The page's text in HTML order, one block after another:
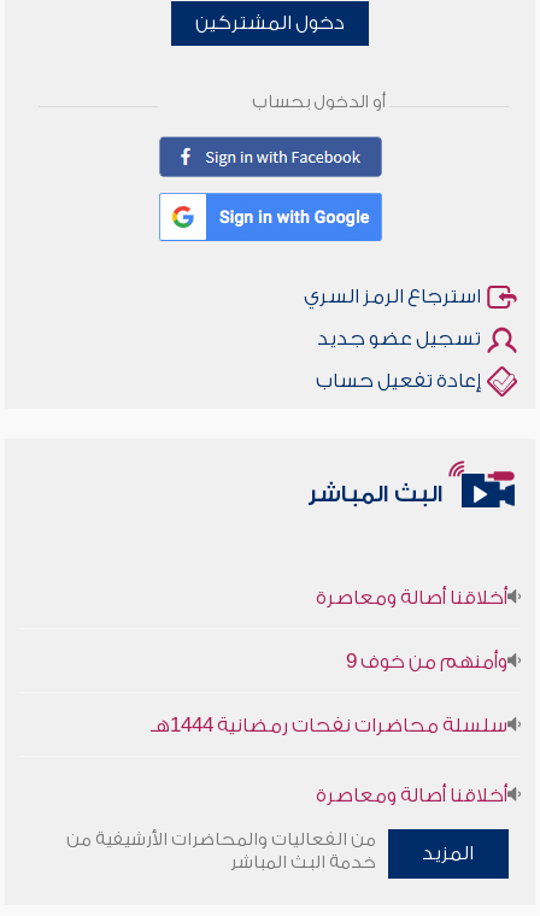
دخول المشتركين
أو الدخول بحساب
استرجاع الرمز السري
تسجيل عضو جديد
إعادة تفعيل حساب
البث المباشر
أخلاقنا أصالة ومعاصرة
وأمنهم من خوف 9
سلسلة محاضرات نفحات رمضانية 1444هـ
أخلاقنا أصالة ومعاصرة
وأمنهم من خوف 9
المزيد
من الفعاليات والمحاضرات الأرشيفية من
خدمة البث المباشر